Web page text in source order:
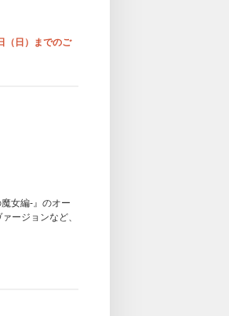
（日）までのご
女編-』のオー
ージョンなど、